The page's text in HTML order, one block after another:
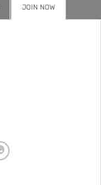
JOIN NOW